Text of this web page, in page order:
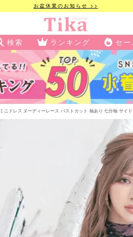
お盆休業のお知らせ >>
検索 ランキング セー
ミニドレス ヌーディーレース バストカット 袖あり 七分袖 サ